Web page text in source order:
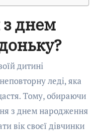
з днем
дитині
леді, яка
Тому, обираючи
з днем народження
вік своєї дівчинки